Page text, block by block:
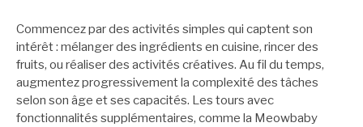
Commencez par des activités simples qui captent son
intérêt : mélanger des ingrédients en cuisine, rincer des
fruits, ou réaliser des activités créatives. Au fil du temps,
augmentez progressivement la complexité des tâches
selon son âge et ses capacités. Les tours avec
fonctionnalités supplémentaires, comme la Meowbaby